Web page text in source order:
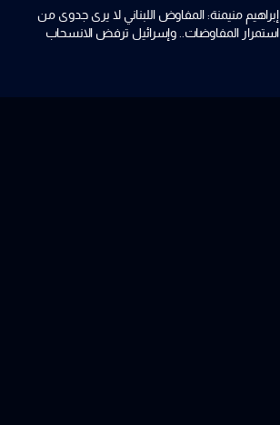
إبراهيم منيمنة: المفاوض اللبناني لا يرى جدوى من
استمرار المفاوضات.. وإسرائيل ترفض الانسحاب